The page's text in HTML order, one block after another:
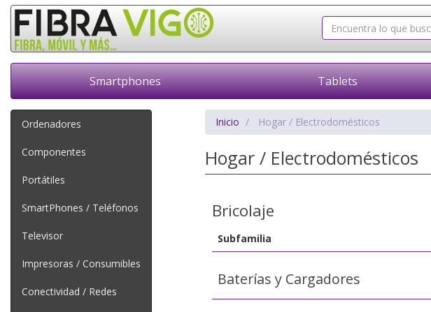
Smartphones Tablets
Ordenadores
Componentes
Portátiles
SmartPhones / Teléfonos
Televisor
Impresoras / Consumibles
Conectividad / Redes
Inicio Hogar / Electrodomésticos
Hogar / Electrodomésticos
Bricolaje
Subfamilia
Baterías y Cargadores